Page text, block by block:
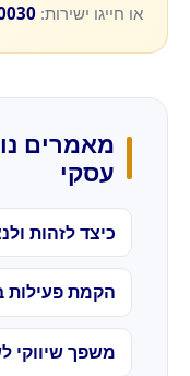
או חייגו ישירות:
מאמרים
עסקי
כיצד לזהות
הקמת פעילות
משפך שיווקי